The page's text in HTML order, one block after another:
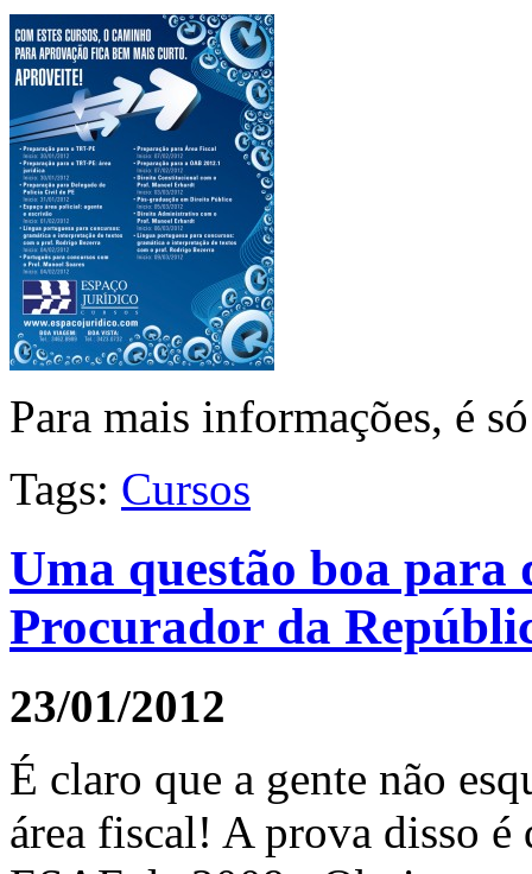
Para mais informações, é
Tags: Cursos
Uma questão boa para
Procurador da
23/01/2012
É claro que a gente não
área fiscal! A prova disso é